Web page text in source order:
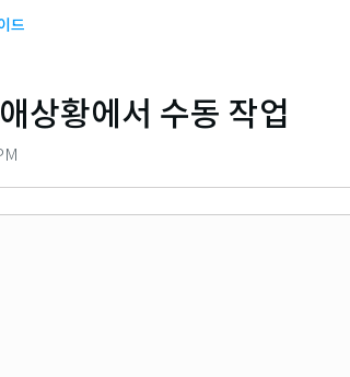
드
상황에서 수동 작업